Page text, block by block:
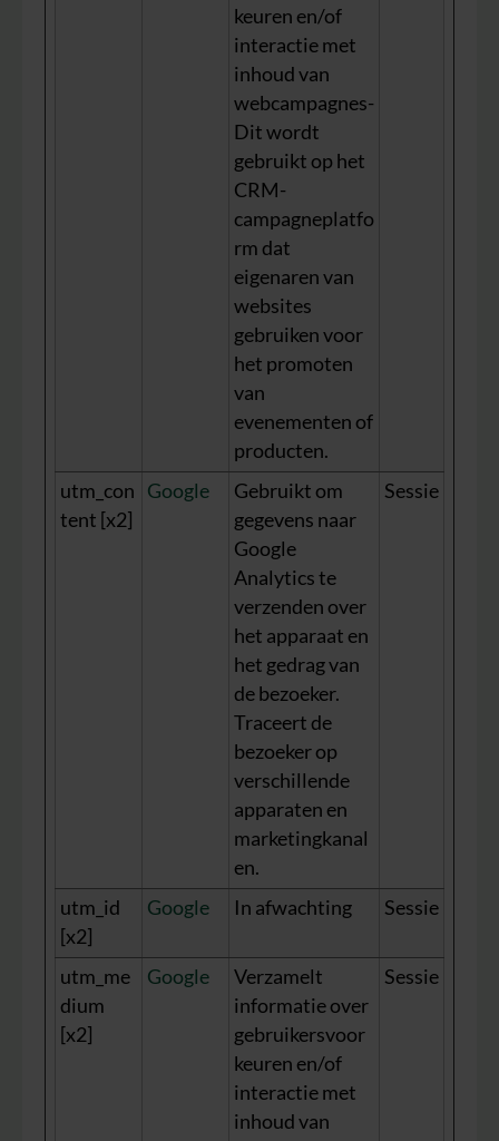
keuren en/of
interactie met
inhoud van
webcampagnes-
Dit wordt
gebruikt op het
CRM-
campagneplatfo
rm dat
eigenaren van
websites
gebruiken voor
het promoten
van
evenementen of
producten.
utm_con
tent [x2]
Google
Gebruikt om
gegevens naar
Google
Analytics te
verzenden over
het apparaat en
het gedrag van
de bezoeker.
Traceert de
bezoeker op
verschillende
apparaten en
marketingkanal
en.
Sessie
utm_id
[x2]
Google In afwachting Sessie
utm_me
dium
[x2]
Google
Verzamelt
informatie over
gebruikersvoor
keuren en/of
interactie met
inhoud van
Sessie